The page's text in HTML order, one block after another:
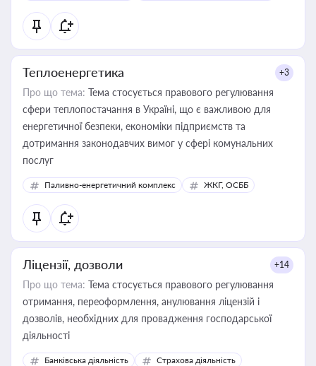
Теплоенергетика +3
Про що тема: Тема стосується правового регулювання
сфери теплопостачання в Україні, що є важливою для
енергетичної безпеки, економіки підприємств та
дотримання законодавчих вимог у сфері комунальних
послуг
Паливно-енергетичний комплекс ЖКГ, ОСББ
Ліцензії, дозволи +14
Про що тема: Тема стосується правового регулювання
отримання, переоформлення, анулювання ліцензій і
дозволів, необхідних для провадження господарської
діяльності
Банківська діяльність
Страхова діяльність